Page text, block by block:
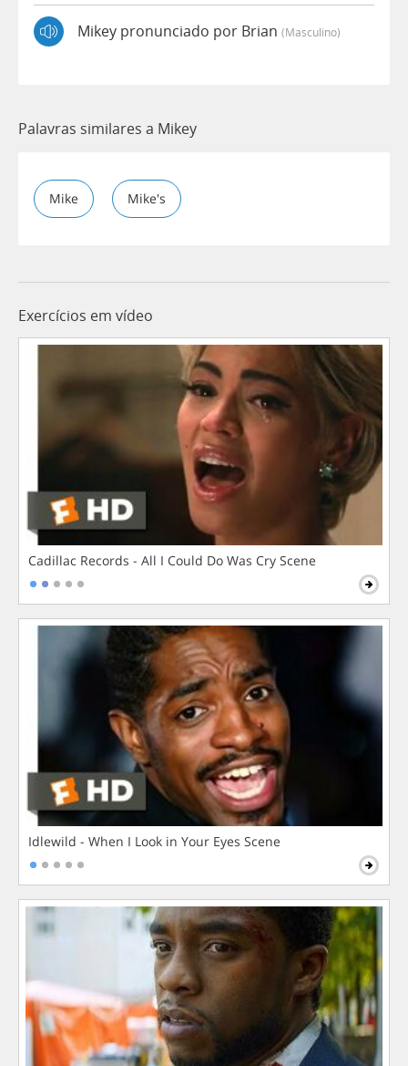
Mikey pronunciado por Brian (masculino)
Palavras similares a Mikey
Mike Mike's
Exercícios em vídeo
Cadillac Records - All I Could Do Was Cry Scene
Idlewild - When I Look in Your Eyes Scene